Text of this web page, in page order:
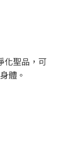
化聖品，可
體。